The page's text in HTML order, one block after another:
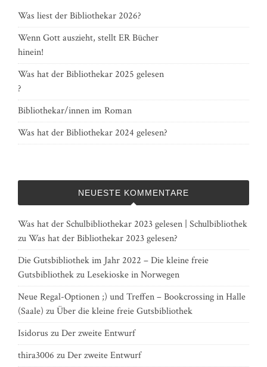
Was liest der Bibliothekar 2026?
Wenn Gott auszieht, stellt ER Bücher
hinein!
Was hat der Bibliothekar 2025 gelesen
?
Bibliothekar/innen im Roman
Was hat der Bibliothekar 2024 gelesen?
NEUESTE KOMMENTARE
Was hat der Schulbibliothekar 2023 gelesen | Schulbibliothek
zuWas hat der Bibliothekar 2023 gelesen?
Die Gutsbibliothek im Jahr 2022 – Die kleine freie
GutsbibliothekzuLesekioske in Norwegen
Neue Regal-Optionen ;) und Treffen – Bookcrossing in Halle
(Saale) zuÜber die kleine freie Gutsbibliothek
Isidorus zuDer zweite Entwurf
thira3006 zuDer zweite Entwurf